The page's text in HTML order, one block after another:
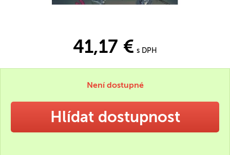
41,17 € s DPH
Není dostupné
Hlídat dostupnost